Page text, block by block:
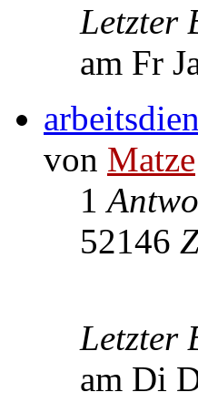
Letzter
am Fr
von Matze
1
52146
Letzter
am Di